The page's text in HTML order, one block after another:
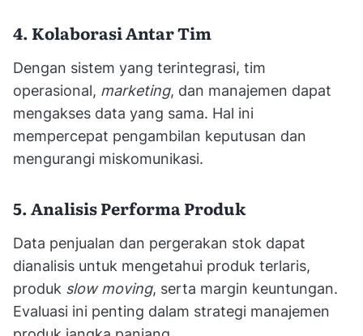
4. Kolaborasi Antar Tim
Dengan sistem yang terintegrasi, tim
operasional, marketing, dan manajemen dapat
mengakses data yang sama. Hal ini
mempercepat pengambilan keputusan dan
mengurangi miskomunikasi.
5. Analisis Performa Produk
Data penjualan dan pergerakan stok dapat
dianalisis untuk mengetahui produk terlaris,
produk slow moving, serta margin keuntungan.
Evaluasi ini penting dalam strategi manajemen